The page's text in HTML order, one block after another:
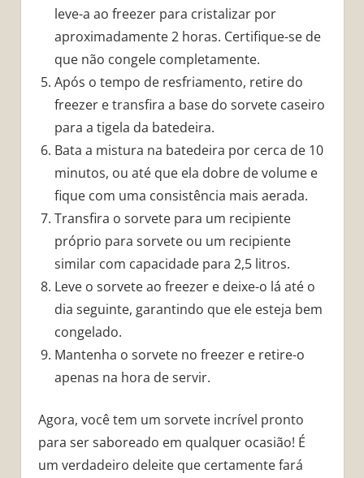
leve-a ao freezer para cristalizar por
aproximadamente 2 horas. Certifique-se de
que não congele completamente.
Após o tempo de resfriamento, retire do
freezer e transfira a base do sorvete caseiro
para a tigela da batedeira.
Bata a mistura na batedeira por cerca de 10
minutos, ou até que ela dobre de volume e
fique com uma consistência mais aerada.
Transfira o sorvete para um recipiente
próprio para sorvete ou um recipiente
similar com capacidade para 2,5 litros.
Leve o sorvete ao freezer e deixe-o lá até o
dia seguinte, garantindo que ele esteja bem
congelado.
Mantenha o sorvete no freezer e retire-o
apenas na hora de servir.
Agora, você tem um sorvete incrível pronto
para ser saboreado em qualquer ocasião! É
um verdadeiro deleite que certamente fará